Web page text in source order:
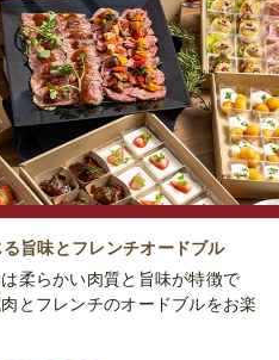
華お手軽おつまみセット
ブル
756円/人
華お手軽食事セット
旨味とフレンチオードブル
柔らかい肉質と旨味が特徴で
とフレンチのオードブルをお楽